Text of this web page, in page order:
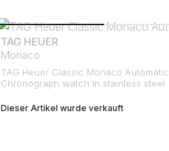
TAG HEUER
Monaco
TAG Heuer Classic Monaco Automatic
Chronograph watch in stainless steel
Dieser Artikel wurde verkauft